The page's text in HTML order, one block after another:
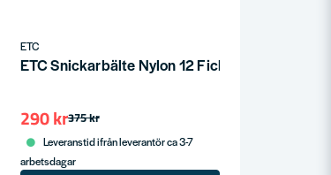
ETC
ETC Snickarbälte Nylon 12 Fickor
375 kr
290 kr
Leveranstid ifrån leverantör ca 3-7
arbetsdagar